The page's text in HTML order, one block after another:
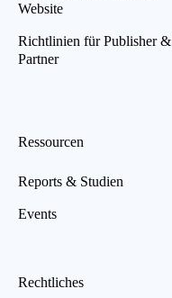
Website
Richtlinien für Publisher &
Partner
Ressourcen
Reports & Studien
Events
Rechtliches